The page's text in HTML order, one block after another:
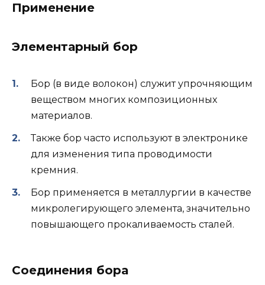
Применение
Элементарный бор
Бор (в виде волокон) служит упрочняющим
веществом многих композиционных
материалов.
Также бор часто используют в электронике
для изменения типа проводимости
кремния.
Бор применяется в металлургии в качестве
микролегирующего элемента, значительно
повышающего прокаливаемость сталей.
Соединения бора